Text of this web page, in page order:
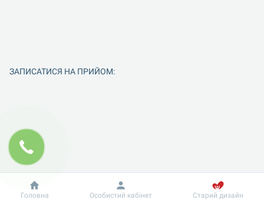
ЗАПИСАТИСЯ НА ПРИЙОМ:
Введіть Ваше ім'я
Добробут Інформація
Головна Особистий кабінет Старий дизайн